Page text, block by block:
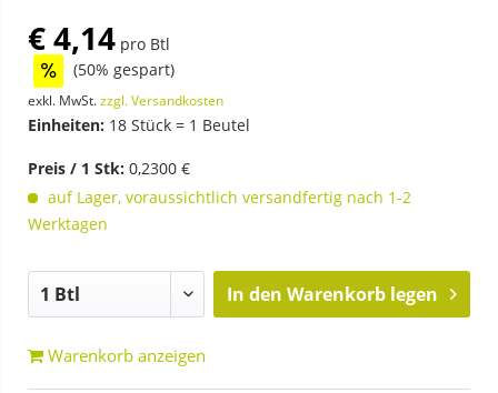
€ 4,14 pro Btl
(50% gespart)
exkl. MwSt.zzgl. Versandkosten
Einheiten: 18 Stück = 1 Beutel
Preis / 1 Stk: 0,2300 €
auf Lager, voraussichtlich versandfertig nach 1-2
Werktagen
In den Warenkorb legen
Warenkorb anzeigen